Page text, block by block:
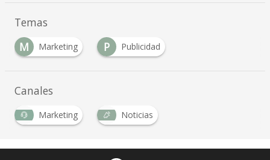
Temas
M
Marketing P Publicidad
Canales
Marketing Noticias